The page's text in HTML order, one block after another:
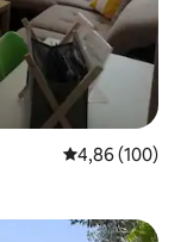
Średnia
4,86 (100)